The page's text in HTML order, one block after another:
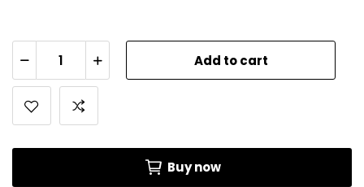
Add to cart
Buy now